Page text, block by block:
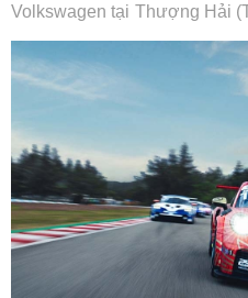
Volkswagen tại Thượng Hải
sau mỗi chiếc xe của thương